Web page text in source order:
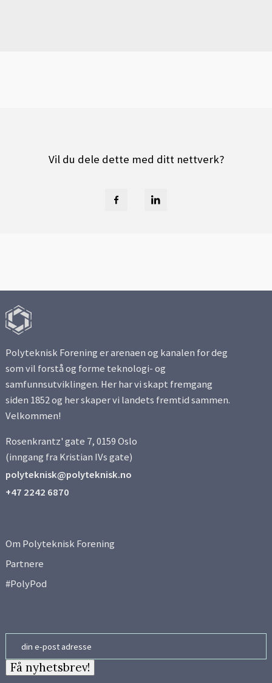
Vil du dele dette med ditt nettverk?
Polyteknisk Forening er arenaen og kanalen for deg
som vil forstå og forme teknologi- og
samfunnsutviklingen. Her har vi skapt fremgang
siden 1852 og her skaper vi landets fremtid sammen.
Velkommen!
Rosenkrantz' gate 7, 0159 Oslo
(inngang fra Kristian IVs gate)
polyteknisk@polyteknisk.no
+47 2242 6870
Om Polyteknisk Forening
Partnere
#PolyPod
Få nyhetsbrev!